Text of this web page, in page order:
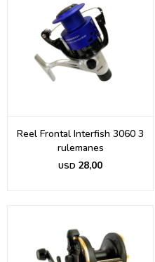
Reel Frontal Interfish 3060 3
rulemanes
USD 28,00